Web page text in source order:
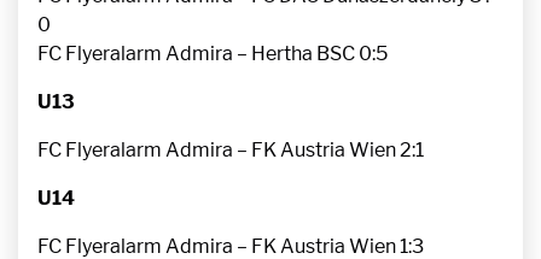
0
FC Flyeralarm Admira – Hertha BSC 0:5
U13
FC Flyeralarm Admira – FK Austria Wien 2:1
U14
FC Flyeralarm Admira – FK Austria Wien 1:3